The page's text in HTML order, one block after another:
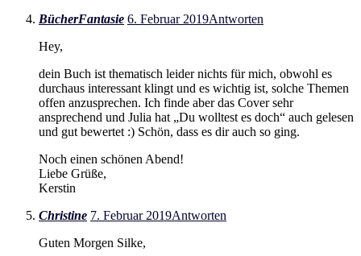
BücherFantasie 6. Februar 2019Antworten
Hey,
dein Buch ist thematisch leider nichts für mich, obwohl es
durchaus interessant klingt und es wichtig ist, solche Themen
offen anzusprechen. Ich finde aber das Cover sehr
ansprechend und Julia hat „Du wolltest es doch“ auch gelesen
und gut bewertet :) Schön, dass es dir auch so ging.
Noch einen schönen Abend!
Liebe Grüße,
Kerstin
Christine 7. Februar 2019Antworten
Guten Morgen Silke,